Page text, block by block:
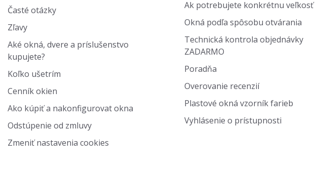
Časté otázky
Zľavy
Aké okná, dvere a príslušenstvo
kupujete?
Koľko ušetrím
Cenník okien
Ako kúpiť a nakonfigurovat okna
Odstúpenie od zmluvy
Zmeniť nastavenia cookies
Ak potrebujete konkrétnu veľkosť
Okná podľa spôsobu otvárania
Technická kontrola objednávky
ZADARMO
Poradňa
Overovanie recenzií
Plastové okná vzorník farieb
Vyhlásenie o prístupnosti